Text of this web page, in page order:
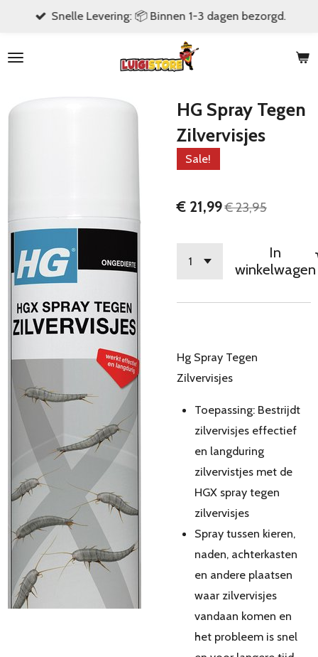
naar
hoofdinhoud
Snelle Levering: 📦 Binnen 1-3 dagen bezorgd.
HG Spray Tegen
Zilvervisjes
Sale!
€ 21,99€ 23,95
In
winkelwagen
Hg Spray Tegen
Zilvervisjes
Toepassing: Bestrijdt
zilvervisjes effectief
en langduring
zilvervistjes met de
HGX spray tegen
zilvervisjes
Spray tussen kieren,
naden, achterkasten
en andere plaatsen
waar zilvervisjes
vandaan komen en
het probleem is snel